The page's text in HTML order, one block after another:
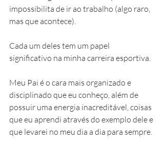
impossibilita de ir ao trabalho (algo raro,
mas que acontece).
Cada um deles tem um papel
significativo na minha carreira esportiva.
Meu Pai é o cara mais organizado e
disciplinado que eu conheço, além de
possuir uma energia inacreditável, coisas
que eu aprendi através do exemplo dele e
que levarei no meu dia a dia para sempre.